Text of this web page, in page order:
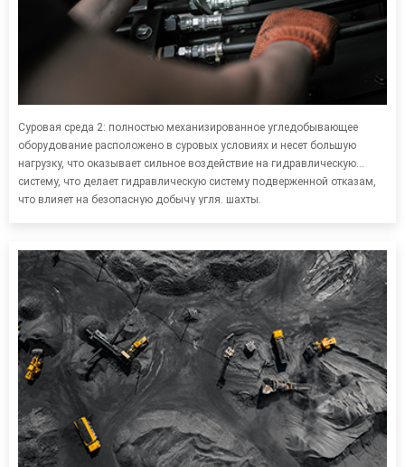
Суровая среда 2: полностью механизированное угледобывающее
оборудование расположено в суровых условиях и несет большую
нагрузку, что оказывает сильное воздействие на гидравлическую
систему, что делает гидравлическую систему подверженной отказам,
что влияет на безопасную добычу угля. шахты.